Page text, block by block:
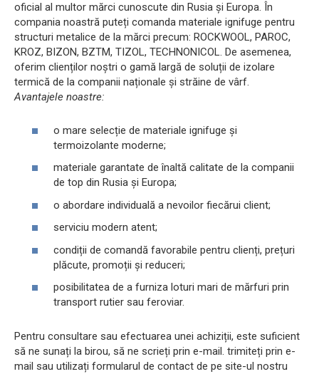
oficial al multor mărci cunoscute din Rusia și Europa. În
compania noastră puteți comanda materiale ignifuge pentru
structuri metalice de la mărci precum: ROCKWOOL, PAROC,
KROZ, BIZON, BZTM, TIZOL, TECHNONICOL. De asemenea,
oferim clienților noștri o gamă largă de soluții de izolare
termică de la companii naționale și străine de vârf.
Avantajele noastre:
o mare selecție de materiale ignifuge și
termoizolante moderne;
materiale garantate de înaltă calitate de la companii
de top din Rusia și Europa;
o abordare individuală a nevoilor fiecărui client;
serviciu modern atent;
condiții de comandă favorabile pentru clienți, prețuri
plăcute, promoții și reduceri;
posibilitatea de a furniza loturi mari de mărfuri prin
transport rutier sau feroviar.
Pentru consultare sau efectuarea unei achiziții, este suficient
să ne sunați la birou, să ne scrieți prin e-mail. trimiteți prin e-
mail sau utilizați formularul de contact de pe site-ul nostru